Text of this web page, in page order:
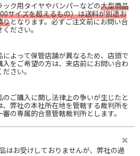
ック用タイヤやバンパーなどの大型商品
サイズを超えるもの）は送料が別途お
りとなります。必ずご注文前にお問い合
ださい。
によって保管店舗が異なるため、店頭で
入をご希望の方は、来店前にお問い合わ
ださい。
のご購入に関し法律上の争いが生じたと
、弊社の本社所在地を管轄する裁判所を
審の専属的合意管轄裁判所とします。
はお受けしておりませんが、弊社の過